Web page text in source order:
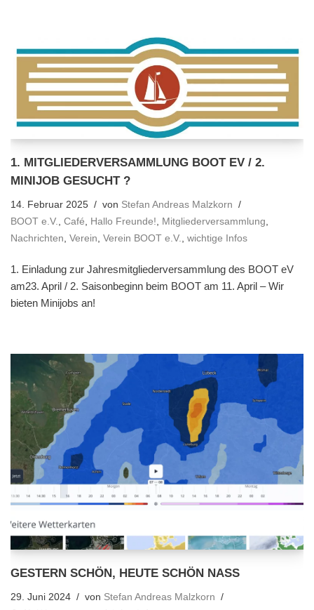
1. MITGLIEDERVERSAMMLUNG BOOT EV / 2.
MINIJOB GESUCHT ?
14. Februar 2025 von Stefan Andreas Malzkorn
BOOT e.V., Café, Hallo Freunde!, Mitgliederversammlung,
Nachrichten, Verein, Verein BOOT e.V., wichtige Infos
1. Einladung zur Jahresmitgliederversammlung des BOOT eV
am23. April / 2. Saisonbeginn beim BOOT am 11. April – Wir
bieten Minijobs an!
GESTERN SCHÖN, HEUTE SCHÖN NASS
29. Juni 2024 von Stefan Andreas Malzkorn